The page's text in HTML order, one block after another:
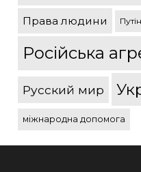
Права людини Путін
Російська
Русский мир
міжнародна допомога